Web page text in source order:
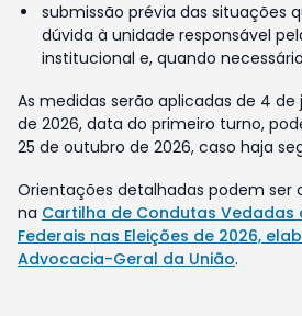
submissão prévia das situações
dúvida à unidade responsável
institucional e, quando
As medidas serão aplicadas de 4
de 2026, data do primeiro turno,
25 de outubro de 2026, caso haja
Orientações detalhadas podem ser
na Cartilha de Condutas Vedadas
Federais nas Eleições de 2026,
Advocacia-Geral da União.